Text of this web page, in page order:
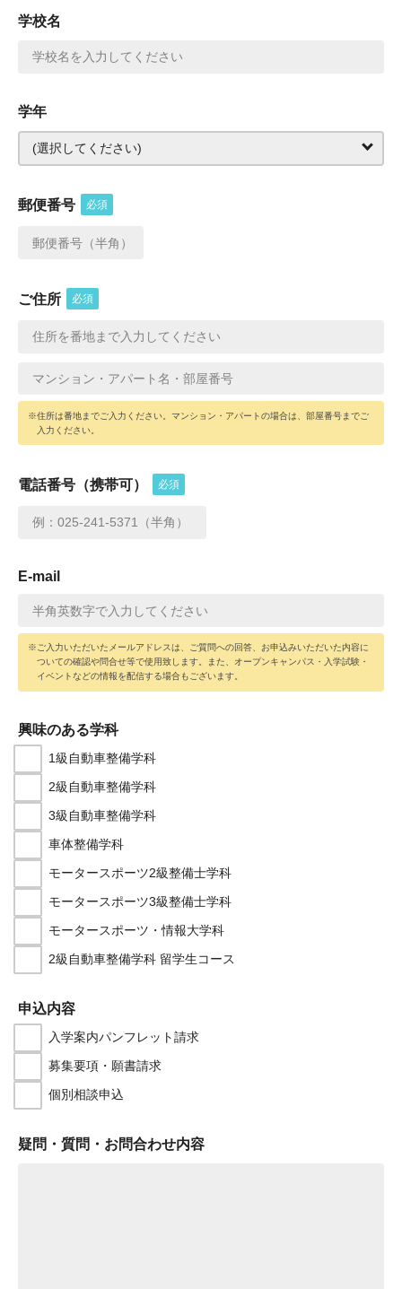
学校名
学年
郵便番号 必須
ご住所 必須
※住所は番地までご入力ください。マンション・アパートの場合は、部屋番号までご
入力ください。
電話番号（携帯可） 必須
E-mail
※ご入力いただいたメールアドレスは、ご質問への回答、お申込みいただいた内容に
ついての確認や問合せ等で使用致します。また、オープンキャンパス・入学試験・
イベントなどの情報を配信する場合もございます。
興味のある学科
1級自動車整備学科
2級⾃動⾞整備学科
3級⾃動⾞整備学科
⾞体整備学科
モータースポーツ2級整備士学科
モータースポーツ3級整備士学科
モータースポーツ・情報大学科
2級自動車整備学科 留学生コース
申込内容
入学案内パンフレット請求
募集要項・願書請求
個別相談申込
疑問・質問・お問合わせ内容